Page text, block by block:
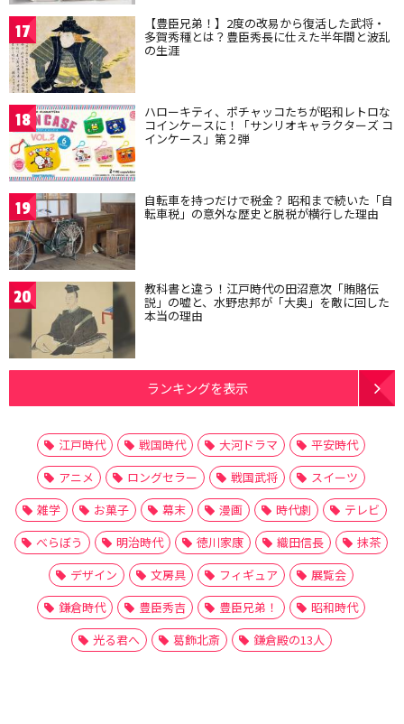
17 【豊臣兄弟！】2度の改易から復活した武将・
多賀秀種とは？豊臣秀長に仕えた半年間と波乱
の生涯
18 ハローキティ、ポチャッコたちが昭和レトロな
コインケースに！「サンリオキャラクターズ コ
インケース」第２弾
19 自転車を持つだけで税金？ 昭和まで続いた「自
転車税」の意外な歴史と脱税が横行した理由
20 教科書と違う！江戸時代の田沼意次「賄賂伝
説」の嘘と、水野忠邦が「大奥」を敵に回した
本当の理由
ランキングを表示
江戸時代 戦国時代 大河ドラマ
平安時代
アニメ
ロングセラー 戦国武将
スイーツ
雑学
お菓子 幕末 漫画 時代劇
テレビ
べらぼう
明治時代 徳川家康 織田信長
抹茶
デザイン
文房具 フィギュア
展覧会
鎌倉時代
豊臣秀吉 豊臣兄弟！
昭和時代
光る君へ
葛飾北斎 鎌倉殿の13人